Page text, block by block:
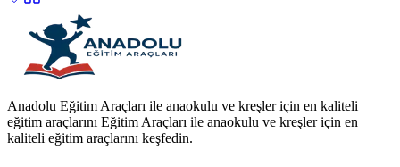
Anadolu Eğitim Araçları ile anaokulu ve kreşler için en kaliteli
eğitim araçlarını Eğitim Araçları ile anaokulu ve kreşler için en
kaliteli eğitim araçlarını keşfedin.